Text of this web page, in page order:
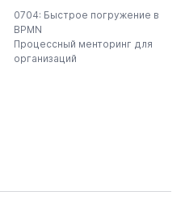
0704: Быстрое погружение в
BPMN
Процессный менторинг для
организаций